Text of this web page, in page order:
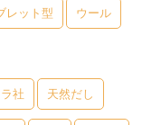
レット型 ウール
社 天然だし